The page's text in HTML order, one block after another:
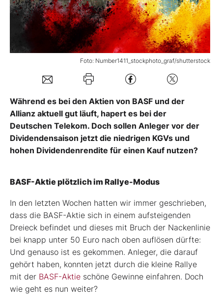
Mein Konto
Folgen Sie uns
Kontakt
Foto: Number1411_stockphoto_graf/shutterstock
Während es bei den Aktien von BASF und der
Allianz aktuell gut läuft, hapert es bei der
Deutschen Telekom. Doch sollen Anleger vor der
Dividendensaison jetzt die niedrigen KGVs und
hohen Dividendenrendite für einen Kauf nutzen?
BASF-Aktie plötzlich im Rallye-Modus
In den letzten Wochen hatten wir immer geschrieben,
dass die BASF-Aktie sich in einem aufsteigenden
Dreieck befindet und dieses mit Bruch der Nackenlinie
bei knapp unter 50 Euro nach oben auflösen dürfte:
Und genauso ist es gekommen. Anleger, die darauf
gehört haben, konnten jetzt durch die kleine Rallye
mit der BASF-Aktie schöne Gewinne einfahren. Doch
wie geht es nun weiter?